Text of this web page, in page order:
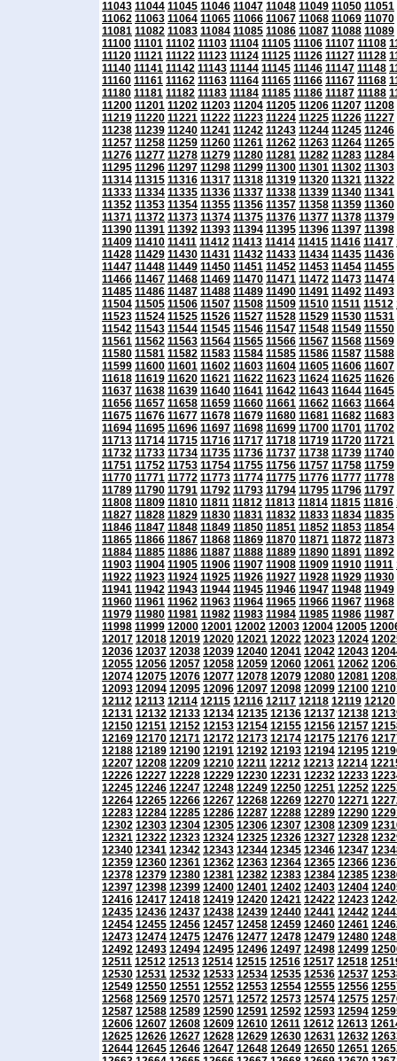
11043 11044 11045 11046 11047 11048 11049 11050 11051
11062 11063 11064 11065 11066 11067 11068 11069 11070
11081 11082 11083 11084 11085 11086 11087 11088 11089
11100 11101 11102 11103 11104 11105 11106 11107 11108
11120 11121 11122 11123 11124 11125 11126 11127 11128
11140 11141 11142 11143 11144 11145 11146 11147 11148
11160 11161 11162 11163 11164 11165 11166 11167 11168
11180 11181 11182 11183 11184 11185 11186 11187 11188
11200 11201 11202 11203 11204 11205 11206 11207 11208
11219 11220 11221 11222 11223 11224 11225 11226 11227
11238 11239 11240 11241 11242 11243 11244 11245 11246
11257 11258 11259 11260 11261 11262 11263 11264 11265
11276 11277 11278 11279 11280 11281 11282 11283 11284
11295 11296 11297 11298 11299 11300 11301 11302 11303
11314 11315 11316 11317 11318 11319 11320 11321 11322
11333 11334 11335 11336 11337 11338 11339 11340 11341
11352 11353 11354 11355 11356 11357 11358 11359 11360
11371 11372 11373 11374 11375 11376 11377 11378 11379
11390 11391 11392 11393 11394 11395 11396 11397 11398
11409 11410 11411 11412 11413 11414 11415 11416 11417
11428 11429 11430 11431 11432 11433 11434 11435 11436
11447 11448 11449 11450 11451 11452 11453 11454 11455
11466 11467 11468 11469 11470 11471 11472 11473 11474
11485 11486 11487 11488 11489 11490 11491 11492 11493
11504 11505 11506 11507 11508 11509 11510 11511 11512
11523 11524 11525 11526 11527 11528 11529 11530 11531
11542 11543 11544 11545 11546 11547 11548 11549 11550
11561 11562 11563 11564 11565 11566 11567 11568 11569
11580 11581 11582 11583 11584 11585 11586 11587 11588
11599 11600 11601 11602 11603 11604 11605 11606 11607
11618 11619 11620 11621 11622 11623 11624 11625 11626
11637 11638 11639 11640 11641 11642 11643 11644 11645
11656 11657 11658 11659 11660 11661 11662 11663 11664
11675 11676 11677 11678 11679 11680 11681 11682 11683
11694 11695 11696 11697 11698 11699 11700 11701 11702
11713 11714 11715 11716 11717 11718 11719 11720 11721
11732 11733 11734 11735 11736 11737 11738 11739 11740
11751 11752 11753 11754 11755 11756 11757 11758 11759
11770 11771 11772 11773 11774 11775 11776 11777 11778
11789 11790 11791 11792 11793 11794 11795 11796 11797
11808 11809 11810 11811 11812 11813 11814 11815 11816
11827 11828 11829 11830 11831 11832 11833 11834 11835
11846 11847 11848 11849 11850 11851 11852 11853 11854
11865 11866 11867 11868 11869 11870 11871 11872 11873
11884 11885 11886 11887 11888 11889 11890 11891 11892
11903 11904 11905 11906 11907 11908 11909 11910 11911
11922 11923 11924 11925 11926 11927 11928 11929 11930
11941 11942 11943 11944 11945 11946 11947 11948 11949
11960 11961 11962 11963 11964 11965 11966 11967 11968
11979 11980 11981 11982 11983 11984 11985 11986 11987
11998 11999 12000 12001 12002 12003 12004 12005
12017 12018 12019 12020 12021 12022 12023 12024
12036 12037 12038 12039 12040 12041 12042 12043
12055 12056 12057 12058 12059 12060 12061 12062
12074 12075 12076 12077 12078 12079 12080 12081
12093 12094 12095 12096 12097 12098 12099 12100
12112 12113 12114 12115 12116 12117 12118 12119 12120
12131 12132 12133 12134 12135 12136 12137 12138
12150 12151 12152 12153 12154 12155 12156 12157
12169 12170 12171 12172 12173 12174 12175 12176
12188 12189 12190 12191 12192 12193 12194 12195
12207 12208 12209 12210 12211 12212 12213 12214
12226 12227 12228 12229 12230 12231 12232 12233
12245 12246 12247 12248 12249 12250 12251 12252
12264 12265 12266 12267 12268 12269 12270 12271
12283 12284 12285 12286 12287 12288 12289 12290
12302 12303 12304 12305 12306 12307 12308 12309
12321 12322 12323 12324 12325 12326 12327 12328
12340 12341 12342 12343 12344 12345 12346 12347
12359 12360 12361 12362 12363 12364 12365 12366
12378 12379 12380 12381 12382 12383 12384 12385
12397 12398 12399 12400 12401 12402 12403 12404
12416 12417 12418 12419 12420 12421 12422 12423
12435 12436 12437 12438 12439 12440 12441 12442
12454 12455 12456 12457 12458 12459 12460 12461
12473 12474 12475 12476 12477 12478 12479 12480
12492 12493 12494 12495 12496 12497 12498 12499
12511 12512 12513 12514 12515 12516 12517 12518
12530 12531 12532 12533 12534 12535 12536 12537
12549 12550 12551 12552 12553 12554 12555 12556
12568 12569 12570 12571 12572 12573 12574 12575
12587 12588 12589 12590 12591 12592 12593 12594
12606 12607 12608 12609 12610 12611 12612 12613
12625 12626 12627 12628 12629 12630 12631 12632
12644 12645 12646 12647 12648 12649 12650 12651